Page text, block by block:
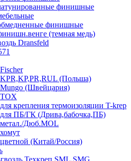
финишные
финишные
(темная медь)
Dransfeld
(Польша)
(Швейцария)
крепления термоизоляции T-krep
ПБ/ГК (Дрива,бабочка,ПБ)
Дюб.MOL
(Китай/Россия)
Техкреп SML,SMG